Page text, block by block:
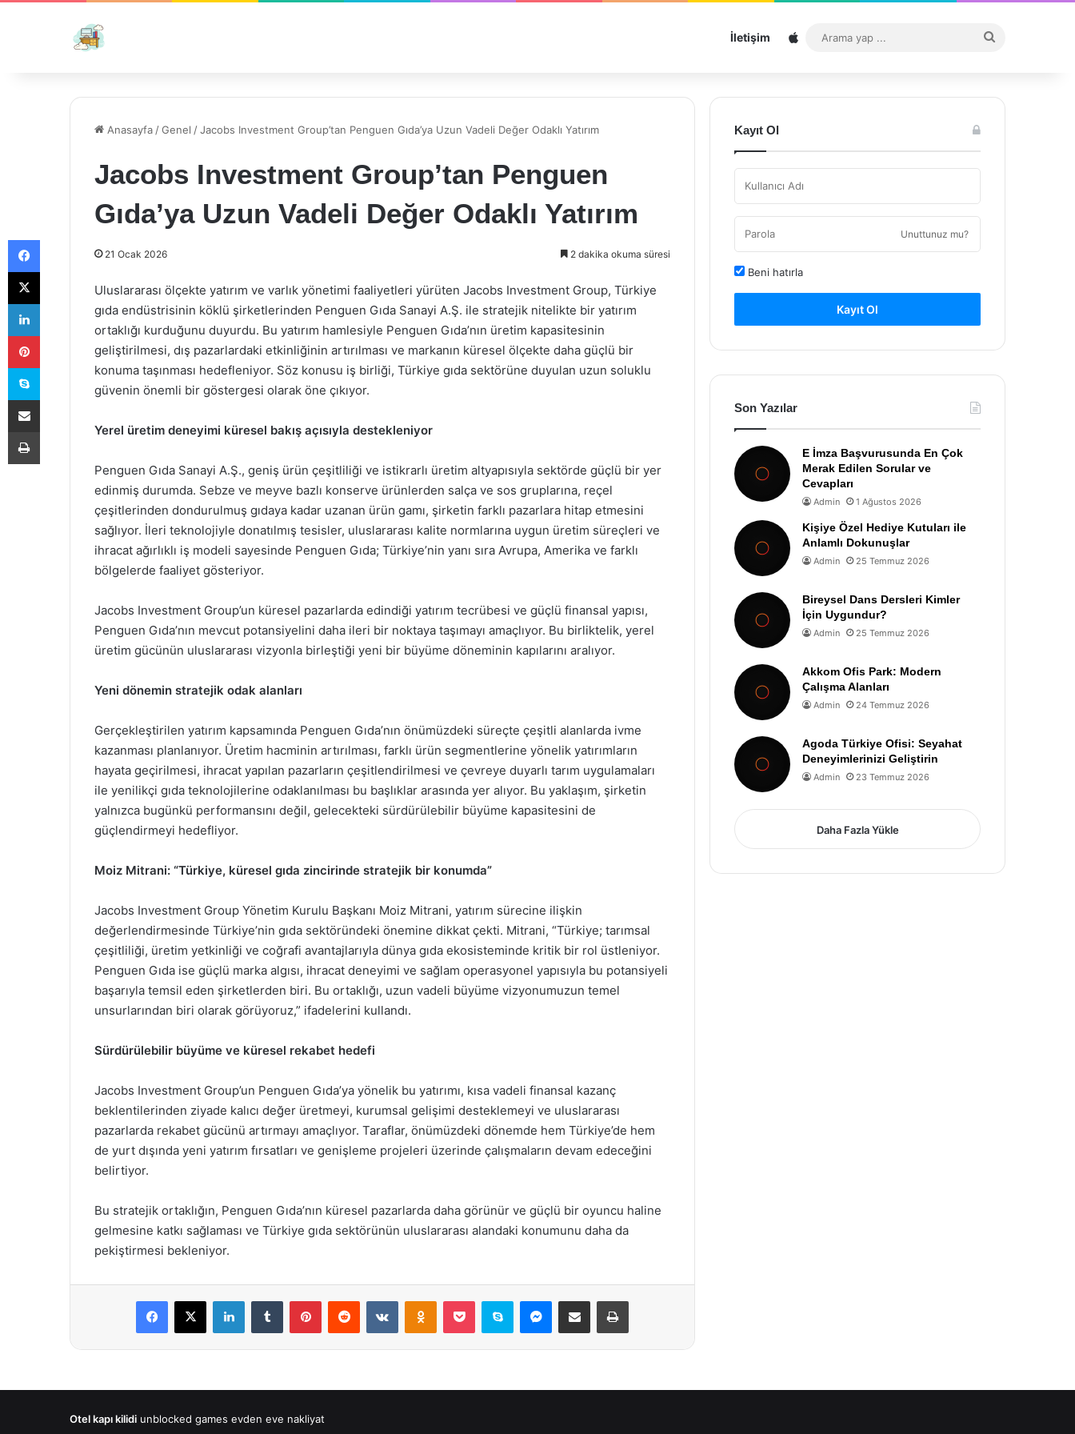
İletişim Sitemap
...
Anasayfa /Genel /Jacobs Investment Group’tan Penguen Gıda’ya Uzun Vadeli Değer Odaklı Yatırım
Jacobs Investment Group’tan Penguen
Gıda’ya Uzun Vadeli Değer Odaklı Yatırım
21 Ocak 2026 2 dakika okuma süresi
Uluslararası ölçekte yatırım ve varlık yönetimi faaliyetleri yürüten Jacobs Investment Group, Türkiye
gıda endüstrisinin köklü şirketlerinden Penguen Gıda Sanayi A.Ş. ile stratejik nitelikte bir yatırım
ortaklığı kurduğunu duyurdu. Bu yatırım hamlesiyle Penguen Gıda’nın üretim kapasitesinin
geliştirilmesi, dış pazarlardaki etkinliğinin artırılması ve markanın küresel ölçekte daha güçlü bir
konuma taşınması hedefleniyor. Söz konusu iş birliği, Türkiye gıda sektörüne duyulan uzun soluklu
güvenin önemli bir göstergesi olarak öne çıkıyor.
Yerel üretim deneyimi küresel bakış açısıyla destekleniyor
Penguen Gıda Sanayi A.Ş., geniş ürün çeşitliliği ve istikrarlı üretim altyapısıyla sektörde güçlü bir yer
edinmiş durumda. Sebze ve meyve bazlı konserve ürünlerden salça ve sos gruplarına, reçel
çeşitlerinden dondurulmuş gıdaya kadar uzanan ürün gamı, şirketin farklı pazarlara hitap etmesini
sağlıyor. İleri teknolojiyle donatılmış tesisler, uluslararası kalite normlarına uygun üretim süreçleri ve
ihracat ağırlıklı iş modeli sayesinde Penguen Gıda; Türkiye’nin yanı sıra Avrupa, Amerika ve farklı
bölgelerde faaliyet gösteriyor.
Jacobs Investment Group’un küresel pazarlarda edindiği yatırım tecrübesi ve güçlü finansal yapısı,
Penguen Gıda’nın mevcut potansiyelini daha ileri bir noktaya taşımayı amaçlıyor. Bu birliktelik, yerel
üretim gücünün uluslararası vizyonla birleştiği yeni bir büyüme döneminin kapılarını aralıyor.
Yeni dönemin stratejik odak alanları
Gerçekleştirilen yatırım kapsamında Penguen Gıda’nın önümüzdeki süreçte çeşitli alanlarda ivme
kazanması planlanıyor. Üretim hacminin artırılması, farklı ürün segmentlerine yönelik yatırımların
hayata geçirilmesi, ihracat yapılan pazarların çeşitlendirilmesi ve çevreye duyarlı tarım uygulamaları
ile yenilikçi gıda teknolojilerine odaklanılması bu başlıklar arasında yer alıyor. Bu yaklaşım, şirketin
yalnızca bugünkü performansını değil, gelecekteki sürdürülebilir büyüme kapasitesini de
güçlendirmeyi hedefliyor.
Moiz Mitrani: “Türkiye, küresel gıda zincirinde stratejik bir konumda”
Jacobs Investment Group Yönetim Kurulu Başkanı Moiz Mitrani, yatırım sürecine ilişkin
değerlendirmesinde Türkiye’nin gıda sektöründeki önemine dikkat çekti. Mitrani, “Türkiye; tarımsal
çeşitliliği, üretim yetkinliği ve coğrafi avantajlarıyla dünya gıda ekosisteminde kritik bir rol üstleniyor.
Penguen Gıda ise güçlü marka algısı, ihracat deneyimi ve sağlam operasyonel yapısıyla bu potansiyeli
başarıyla temsil eden şirketlerden biri. Bu ortaklığı, uzun vadeli büyüme vizyonumuzun temel
unsurlarından biri olarak görüyoruz,” ifadelerini kullandı.
Sürdürülebilir büyüme ve küresel rekabet hedefi
Jacobs Investment Group’un Penguen Gıda’ya yönelik bu yatırımı, kısa vadeli finansal kazanç
beklentilerinden ziyade kalıcı değer üretmeyi, kurumsal gelişimi desteklemeyi ve uluslararası
pazarlarda rekabet gücünü artırmayı amaçlıyor. Taraflar, önümüzdeki dönemde hem Türkiye’de hem
de yurt dışında yeni yatırım fırsatları ve genişleme projeleri üzerinde çalışmaların devam edeceğini
belirtiyor.
Bu stratejik ortaklığın, Penguen Gıda’nın küresel pazarlarda daha görünür ve güçlü bir oyuncu haline
gelmesine katkı sağlaması ve Türkiye gıda sektörünün uluslararası alandaki konumunu daha da
pekiştirmesi bekleniyor.
Facebook
X LinkedInTumblr PinterestReddit VKontakteOdnoklassniki
Pocket Skype Messenger
E-Posta ile paylaş Yazdır
Kayıt Ol
Unuttunuz mu?
Beni hatırla
Kayıt Ol
Son Yazılar
E İmza Başvurusunda En Çok
Merak Edilen Sorular ve
Cevapları
Admin 1 Ağustos 2026
Kişiye Özel Hediye Kutuları ile
Anlamlı Dokunuşlar
Admin 25 Temmuz 2026
Bireysel Dans Dersleri Kimler
İçin Uygundur?
Admin 25 Temmuz 2026
Akkom Ofis Park: Modern
Çalışma Alanları
Admin 24 Temmuz 2026
Agoda Türkiye Ofisi: Seyahat
Deneyimlerinizi Geliştirin
Admin 23 Temmuz 2026
Daha Fazla Yükle
Otel kapı kilidi unblocked games evden eve nakliyat
Facebook
X
LinkedIn
Pinterest
Skype
E-Posta ile paylaş